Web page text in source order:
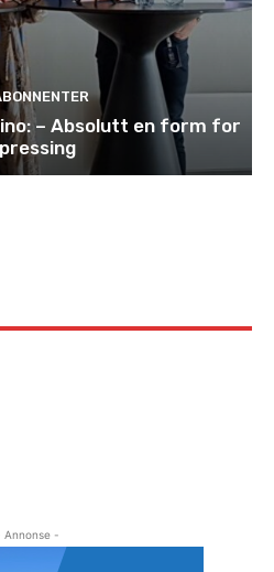
– Absolutt en form for
Annonse -